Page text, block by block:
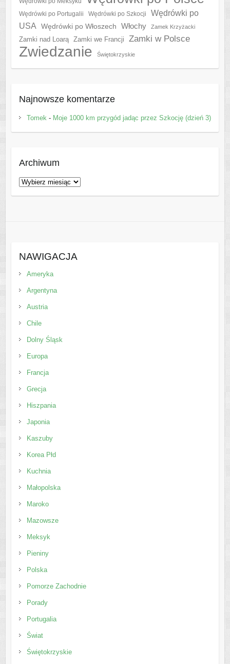
Wędrówki po Portugalii Wędrówki po Szkocji
Wędrówki po
USA
Wędrówki po Włoszech Włochy Zamek Krzyżacki
Zamki nad Loarą Zamki we Francji Zamki w Polsce
Zwiedzanie Świętokrzyskie
Najnowsze komentarze
Tomek- Moje 1000 km przygód jadąc przez Szkocję (dzień 3)
Archiwum
Archiwum
NAWIGACJA
Ameryka
Argentyna
Austria
Chile
Dolny Śląsk
Europa
Francja
Grecja
Hiszpania
Japonia
Kaszuby
Korea Płd
Kuchnia
Małopolska
Maroko
Mazowsze
Meksyk
Pieniny
Polska
Pomorze Zachodnie
Porady
Portugalia
Świat
Świętokrzyskie